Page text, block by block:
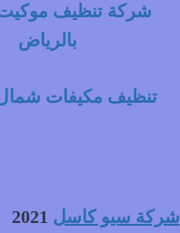
شركة تنظيف موكيت
بالرياض
تنظيف مكيفات
شركة سيو كاسل